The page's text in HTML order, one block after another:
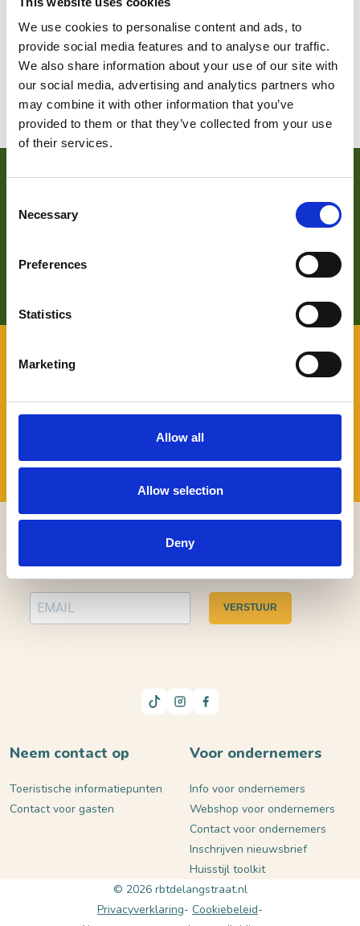
We use cookies to personalise content and ads, to
provide social media features and to analyse our traffic.
We also share information about your use of our site with
our social media, advertising and analytics partners who
may combine it with other information that you’ve
provided to them or that they’ve collected from your use
of their services.
Selection
Necessary
Preferences
Statistics
Marketing
Allow all
Allow selection
Deny
VOOR ONDERNEMERS
Zoek je meer informatie over het bedrijf achter Bezoek De
Langstraat? Klik op de button en kom alles te weten over
Benieuwd naar wat er allemaal te beleven valt in De
Langstraat en wil je daarover graag persoonlijk advies? Je
kunt terecht bij onze Toeristische Informatiepunten.
MELD JE AAN VOOR ONZE NIEUWSBRIEF
VERSTUUR
Neem contact op
Toeristische informatiepunten
Contact voor gasten
Voor ondernemers
Info voor ondernemers
Webshop voor ondernemers
Contact voor ondernemers
Inschrijven nieuwsbrief
Huisstijl toolkit
© 2026 rbtdelangstraat.nl
Privacyverklaring Cookiebeleid